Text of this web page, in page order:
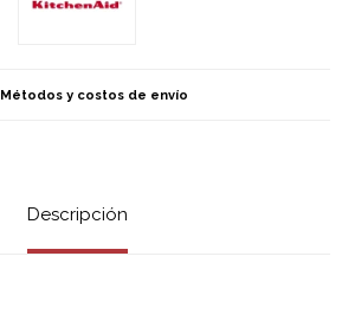
Métodos y costos de envío
Descripción